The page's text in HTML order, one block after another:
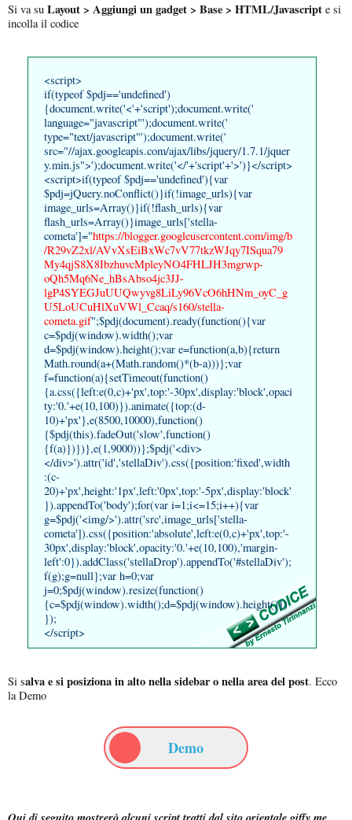
Si va su Layout > Aggiungi un gadget > Base > HTML/Javascript e si
incolla il codice
<script>
if(typeof $pdj=='undefined')
{document.write('<'+'script');document.write('
language="javascript"');document.write('
type="text/javascript"');document.write('
src="//ajax.googleapis.com/ajax/libs/jquery/1.7.1/jquer
y.min.js">');document.write('</'+'script'+'>')}</script>
<script>if(typeof $pdj=='undefined'){var
$pdj=jQuery.noConflict()}if(!image_urls){var
image_urls=Array()}if(!flash_urls){var
flash_urls=Array()}image_urls['stella-
cometa']="https://blogger.googleusercontent.com/img/b
/R29vZ2xl/AVvXsEiBxWc7vV77tkzWJqy7ISqua79
My4qjS8X8IbzhuvcMpleyNO4FHLJH3mgrwp-
oQh5Mq6Ne_hBsAbso4jc3JJ-
lgP4SYEGJuUUQwyvg8LiLy96VcO6hHNm_oyC_g
U5LoUCuHlXuVWl_Ccaq/s160/stella-
cometa.gif";$pdj(document).ready(function(){var
c=$pdj(window).width();var
d=$pdj(window).height();var e=function(a,b){return
Math.round(a+(Math.random()*(b-a)))};var
f=function(a){setTimeout(function()
{a.css({left:e(0,c)+'px',top:'-30px',display:'block',opaci
ty:'0.'+e(10,100)}).animate({top:(d-
10)+'px'},e(8500,10000),function()
{$pdj(this).fadeOut('slow',function()
{f(a)})})},e(1,9000))};$pdj('<div>
</div>').attr('id','stellaDiv').css({position:'fixed',width
:(c-
20)+'px',height:'1px',left:'0px',top:'-5px',display:'block'
}).appendTo('body');for(var i=1;i<=15;i++){var
g=$pdj('<img/>').attr('src',image_urls['stella-
cometa']).css({position:'absolute',left:e(0,c)+'px',top:'-
30px',display:'block',opacity:'0.'+e(10,100),'margin-
left':0}).addClass('stellaDrop').appendTo('#stellaDiv');
f(g);g=null};var h=0;var
j=0;$pdj(window).resize(function()
{c=$pdj(window).width();d=$pdj(window).height()})
});
</script>
Si salva e si posiziona in alto nella sidebar o nella area del post. Ecco
la Demo
Demo